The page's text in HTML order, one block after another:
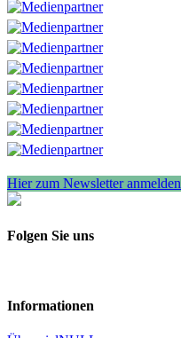
Hier zum Newsletter anmelden
Folgen Sie uns
Informationen